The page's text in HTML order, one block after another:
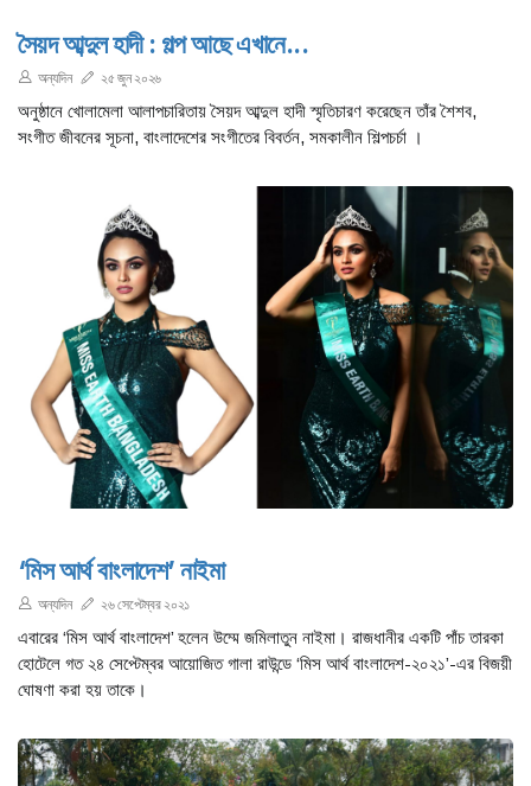
সৈয়দ আব্দুল হাদী : গল্প আছে এখানে...
অন্যদিন ২৫ জুন ২০২৬
অনুষ্ঠানে খোলামেলা আলাপচারিতায় সৈয়দ আব্দুল হাদী স্মৃতিচারণ করেছেন তাঁর শৈশব,
সংগীত জীবনের সূচনা, বাংলাদেশের সংগীতের বিবর্তন, সমকালীন শিল্পচর্চা ।
‘মিস আর্থ বাংলাদেশ’ নাইমা
অন্যদিন ২৬ সেপ্টেম্বর ২০২১
এবারের ‘মিস আর্থ বাংলাদেশ’ হলেন উম্মে জমিলাতুন নাইমা। রাজধানীর একটি পাঁচ তারকা
হোটেলে গত ২৪ সেপ্টেম্বর আয়োজিত গালা রাউন্ডে ‘মিস আর্থ বাংলাদেশ-২০২১’-এর বিজয়ী
ঘোষণা করা হয় তাকে।